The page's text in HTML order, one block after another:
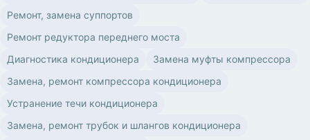
Ремонт, замена суппортов
Ремонт редуктора переднего моста
Диагностика кондиционера
Замена муфты компрессора
Замена, ремонт компрессора кондиционера
Устранение течи кондиционера
Замена, ремонт трубок и шлангов кондиционера